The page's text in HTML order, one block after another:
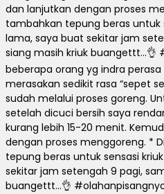
dan lanjutkan dengan proses
tambahkan tepung beras untuk
lama, saya buat sekitar jam
siang masih kriuk buangettt…👌
beberapa orang yg indra
merasakan sedikit rasa “sepet
sudah melalui proses goreng.
setelah dicuci bersih saya
kurang lebih 15-20 menit.
dengan proses menggoreng. *
tepung beras untuk sensasi
sekitar jam setengah 9 pagi,
buangettt…👌